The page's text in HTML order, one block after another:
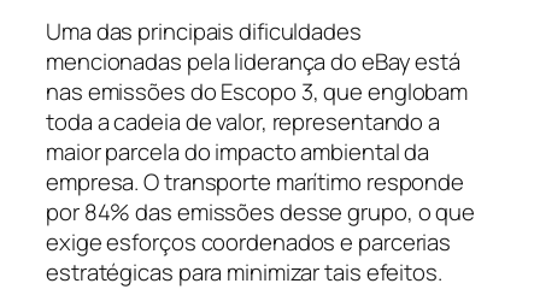
Uma das principais dificuldades
mencionadas pela liderança do eBay está
nas emissões do Escopo 3, que englobam
toda a cadeia de valor, representando a
maior parcela do impacto ambiental da
empresa. O transporte marítimo responde
por 84% das emissões desse grupo, o que
exige esforços coordenados e parcerias
estratégicas para minimizar tais efeitos.